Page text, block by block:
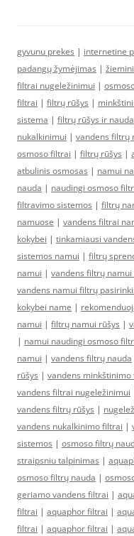
gyvunu prekes | internetine
padangų žymėjimas |
filtrai nugeležinimui |
filtrai | filtrų rūšys |
sistema | filtrų rūšys ir nauda
nukalkinimui | vandens filtrų
osmoso filtrai | filtrų rūšys |
atbulinis osmosas | namui
nauda | naudingi osmoso
filtravimo sistemos | filtrų
namuose | vandens filtrai
kokybei | tinkamiausi
sistemos namui | filtrų
namui | vandens filtrų namui
vandens namui filtrų
kokybei name |
namui | filtrų namui rūšys |
| namui naudingi osmoso
namui | vandens filtrų nauda
rūšys | vandens minkštinimo
vandens filtrai nugeležinimui
vandens filtrų rūšys |
vandens nukalkinimo filtrai |
sistemos | osmoso filtrų
straipsniu talpinimas |
osmoso filtrų nauda |
geriamo vandens filtrai |
filtrai | aquaphor filtrai |
filtrai | aquaphor filtrai |